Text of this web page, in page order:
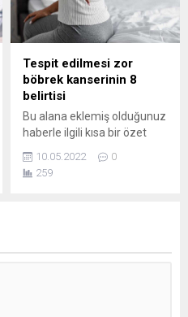
eklenmemişse bu alan boş
kalır.
Tespit edilmesi zor
böbrek kanserinin 8
belirtisi
Bu alana eklemiş olduğunuz
haberle ilgili kısa bir özet
metin yazı düzenleme
sayfasında "Özet"
10.05.2022
0
259